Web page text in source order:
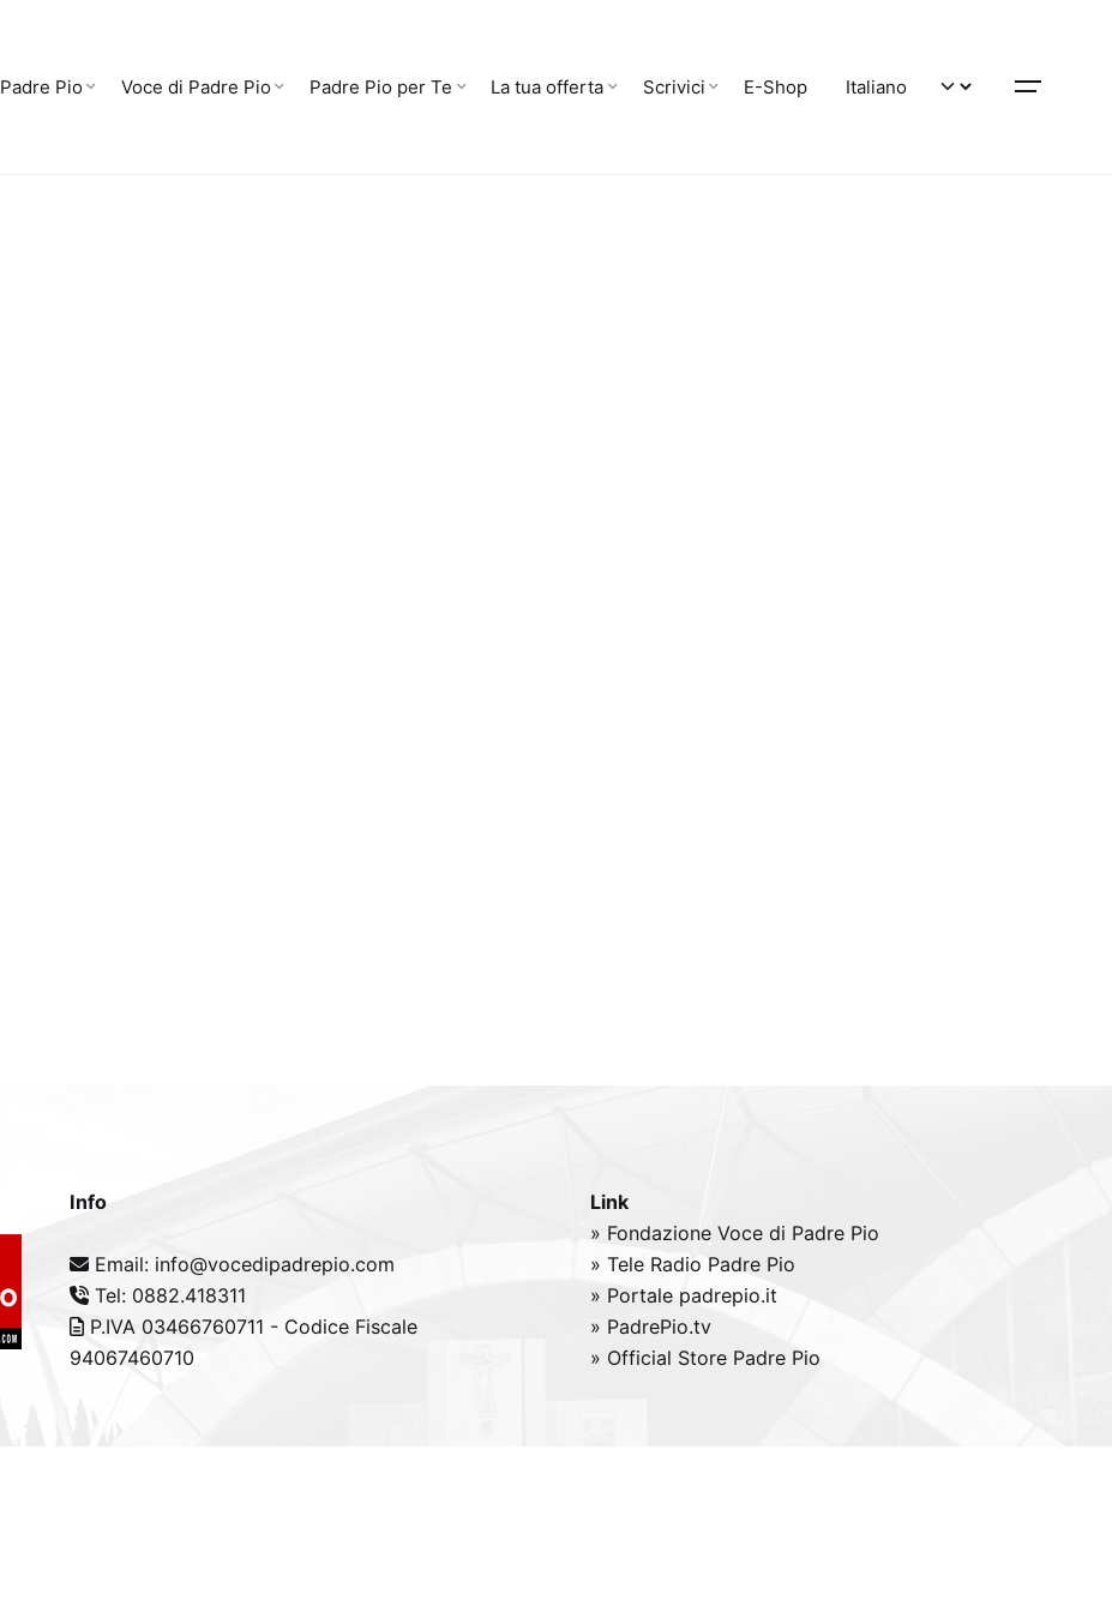
Padre Pio Voce di Padre Pio Padre Pio per Te La tua offerta Scrivici E-Shop
Info
Email: info@vocedipadrepio.com
Tel: 0882.418311
P.IVA 03466760711 - Codice Fiscale
94067460710
Link
» Fondazione Voce di Padre Pio
» Tele Radio Padre Pio
» Portale padrepio.it
» PadrePio.tv
» Official Store Padre Pio